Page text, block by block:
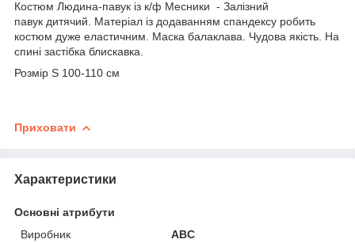
Костюм Людина-павук із к/ф Месники - Залізний
павук дитячий. Матеріал із додаванням спандексу робить
костюм дуже еластичним. Маска балаклава. Чудова якість. На
спині застібка блискавка.
Розмір S 100-110 см
Приховати
Характеристики
Основні атрибути
Виробник
ABC